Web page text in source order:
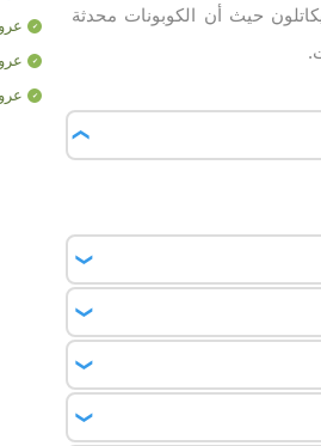
حيث أن الكوبونات محدثة